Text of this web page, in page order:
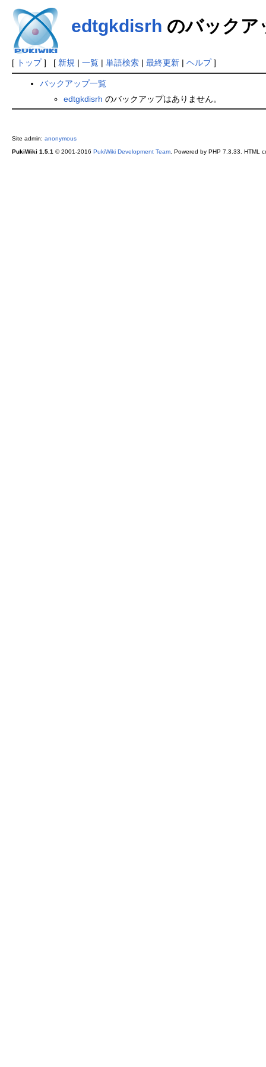
edtgkdisrh のバックア
[ トップ] [ 新規 | 一覧| 単語検索| 最終更新| ヘルプ]
バックアップ一覧
edtgkdisrh のバックアップはありません。
Site admin: anonymous
PukiWiki 1.5.1 © 2001-2016 PukiWiki Development Team. Powered by PHP 7.3.33. HTML